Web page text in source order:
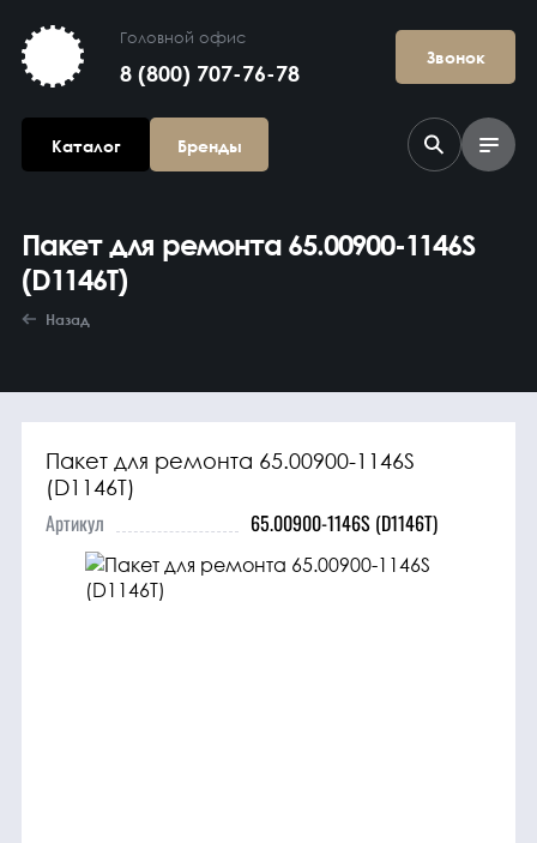
Головной офис
8 (800) 707-76-78
Звонок
Каталог Бренды
Агрегаты в
сборе
Гидравлика и
трансмиссия
Пакет для ремонта 65.00900-1146S
(D1146T)
Назад
Пакет для ремонта 65.00900-1146S
(D1146T)
Артикул 65.00900-1146S (D1146T)